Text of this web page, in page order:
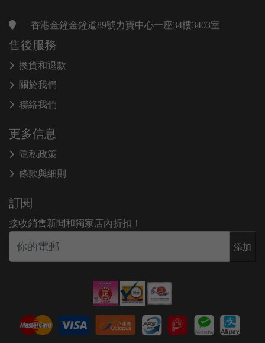
香港金鐘金鐘道89號力寶中心一座34樓3403室
售後服務
換貨和退款
關於我們
聯絡我們
更多信息
隱私政策
條款與細則
訂閱
接收銷售新聞和獨家店內折扣！
添加